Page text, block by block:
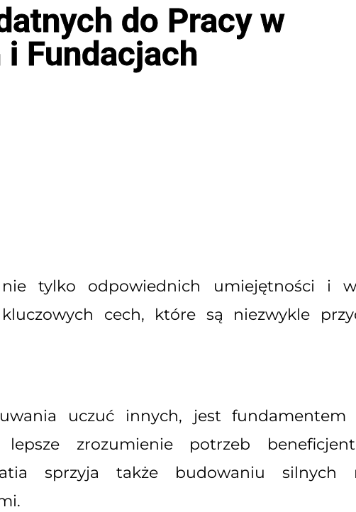
do Pracy w
Fundacjach
tylko odpowiednich umiejętności i
cech, które są niezwykle
uczuć innych, jest fundamentem
zrozumienie potrzeb
sprzyja także budowaniu silnych